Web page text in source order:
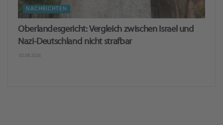
NACHRICHTEN
Oberlandesgericht: Ver­gleich zwi­schen Is­ra­el und
Nazi-Deutschland nicht straf­bar
02.08.2026